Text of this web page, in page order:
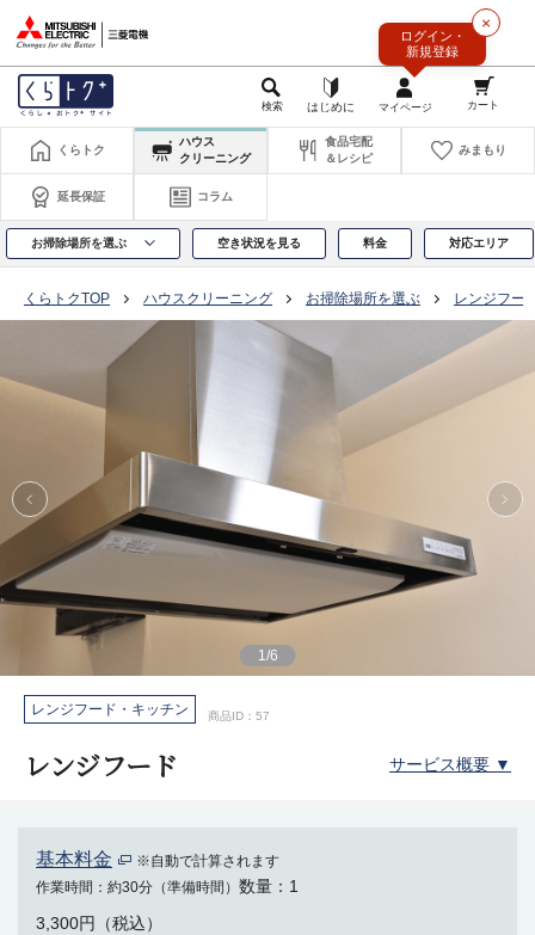
×
ログイン・
新規登録
くらトク
ハウス
クリーニング
食品宅配
＆レシピ
みまもり
延長保証 コラム
お掃除場所を選ぶ 空き状況を見る 料金 対応エリア
くらトクTOP ハウスクリーニング お掃除場所を選ぶ レンジフー
レンジフード・キッチン 商品ID：57
レンジフード サービス概要 ▼
基本料金
※自動で計算されます
作業時間
約30分（準備時間） 数量
1
3,300円（税込）
1/6